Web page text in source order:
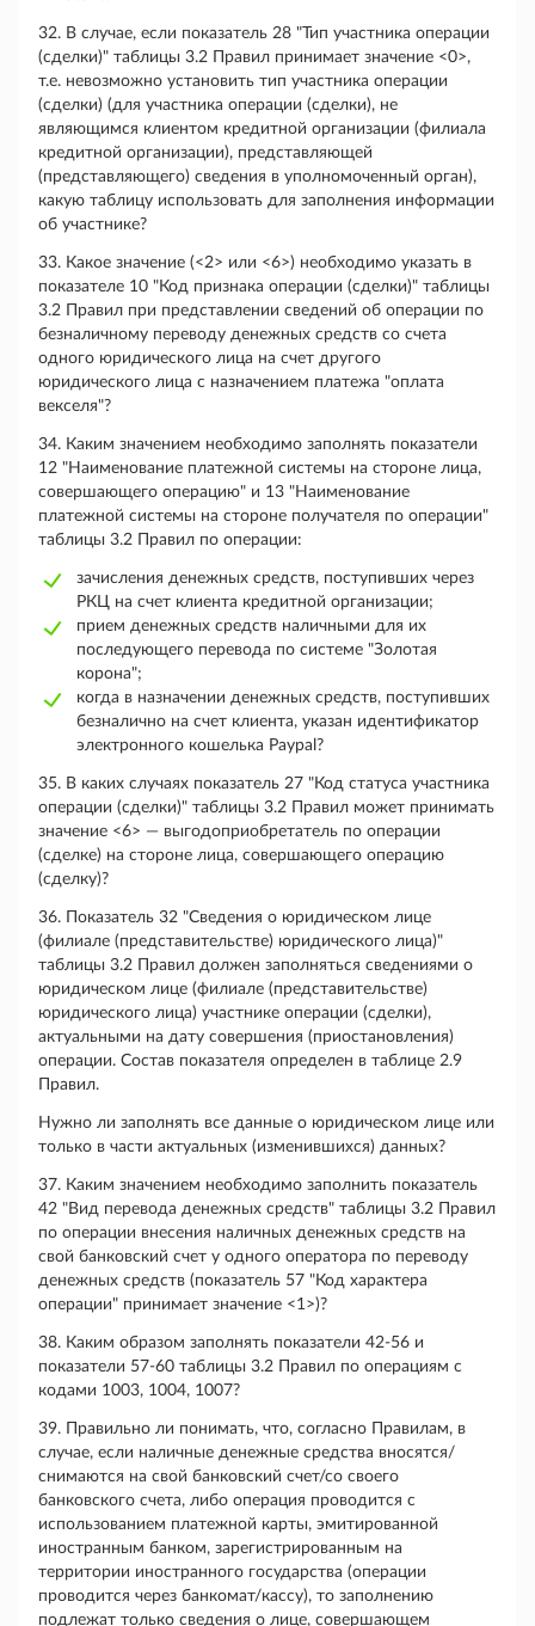
32. В случае, если показатель 28 "Тип участника операции
(сделки)" таблицы 3.2 Правил принимает значение <0>,
т.е. невозможно установить тип участника операции
(сделки) (для участника операции (сделки), не
являющимся клиентом кредитной организации (филиала
кредитной организации), представляющей
(представляющего) сведения в уполномоченный орган),
какую таблицу использовать для заполнения информации
об участнике?
33. Какое значение (<2> или <6>) необходимо указать в
показателе 10 "Код признака операции (сделки)" таблицы
3.2 Правил при представлении сведений об операции по
безналичному переводу денежных средств со счета
одного юридического лица на счет другого
юридического лица с назначением платежа "оплата
векселя"?
34. Каким значением необходимо заполнять показатели
12 "Наименование платежной системы на стороне лица,
совершающего операцию" и 13 "Наименование
платежной системы на стороне получателя по операции"
таблицы 3.2 Правил по операции:
зачисления денежных средств, поступивших через
РКЦ на счет клиента кредитной организации;
прием денежных средств наличными для их
последующего перевода по системе "Золотая
корона";
когда в назначении денежных средств, поступивших
безналично на счет клиента, указан идентификатор
электронного кошелька Paypal?
35. В каких случаях показатель 27 "Код статуса участника
операции (сделки)" таблицы 3.2 Правил может принимать
значение <6> — выгодоприобретатель по операции
(сделке) на стороне лица, совершающего операцию
(сделку)?
36. Показатель 32 "Сведения о юридическом лице
(филиале (представительстве) юридического лица)"
таблицы 3.2 Правил должен заполняться сведениями о
юридическом лице (филиале (представительстве)
юридического лица) участнике операции (сделки),
актуальными на дату совершения (приостановления)
операции. Состав показателя определен в таблице 2.9
Правил.
Нужно ли заполнять все данные о юридическом лице или
только в части актуальных (изменившихся) данных?
37. Каким значением необходимо заполнить показатель
42 "Вид перевода денежных средств" таблицы 3.2 Правил
по операции внесения наличных денежных средств на
свой банковский счет у одного оператора по переводу
денежных средств (показатель 57 "Код характера
операции" принимает значение <1>)?
38. Каким образом заполнять показатели 42-56 и
показатели 57-60 таблицы 3.2 Правил по операциям с
кодами 1003, 1004, 1007?
39. Правильно ли понимать, что, согласно Правилам, в
случае, если наличные денежные средства вносятся/
снимаются на свой банковский счет/со своего
банковского счета, либо операция проводится с
использованием платежной карты, эмитированной
иностранным банком, зарегистрированным на
территории иностранного государства (операции
проводится через банкомат/кассу), то заполнению
подлежат только сведения о лице, совершающем